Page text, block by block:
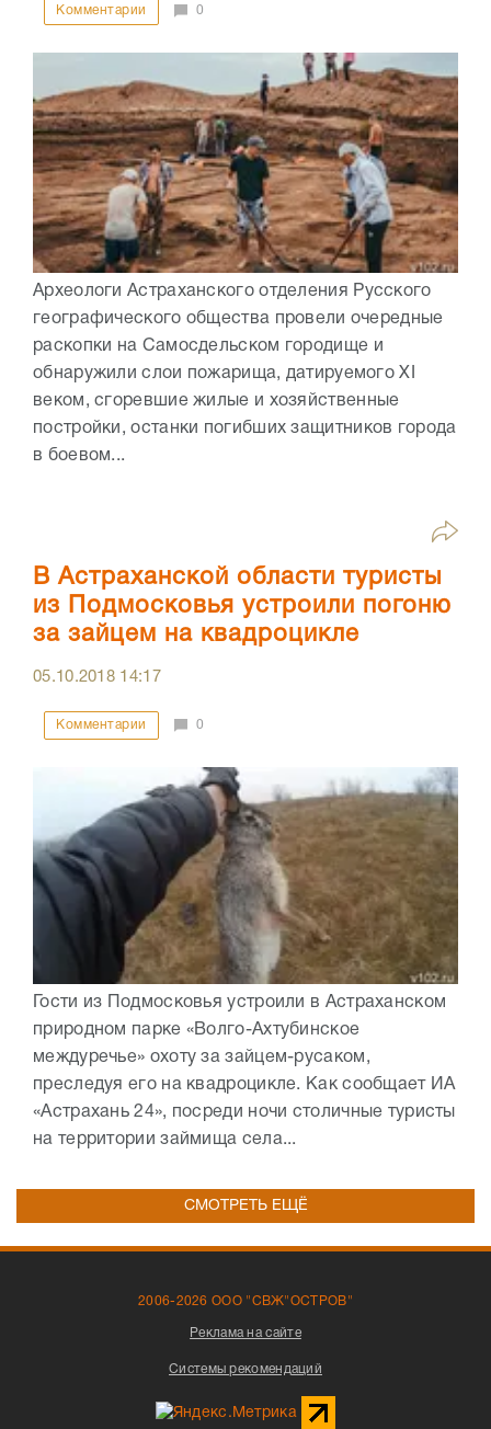
Комментарии 0
Археологи Астраханского отделения Русского
географического общества провели очередные
раскопки на Самосдельском городище и
обнаружили слои пожарища, датируемого XI
веком, сгоревшие жилые и хозяйственные
постройки, останки погибших защитников города
в боевом...
В Астраханской области туристы
из Подмосковья устроили погоню
за зайцем на квадроцикле
05.10.2018 14:17
Комментарии 0
Гости из Подмосковья устроили в Астраханском
природном парке «Волго-Ахтубинское
междуречье» охоту за зайцем-русаком,
преследуя его на квадроцикле. Как сообщает ИА
«Астрахань 24», посреди ночи столичные туристы
на территории займища села...
СМОТРЕТЬ ЕЩЁ
2006-2026 ООО "СВЖ"ОСТРОВ"
Реклама на сайте
Системы рекомендаций